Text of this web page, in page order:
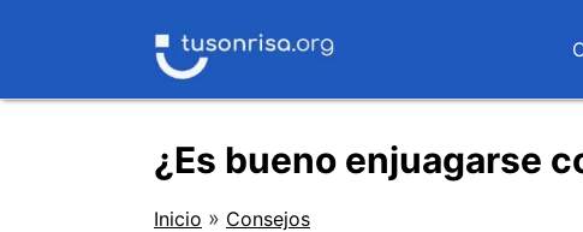
¿Es bueno enjuagarse
Inicio » Consejos